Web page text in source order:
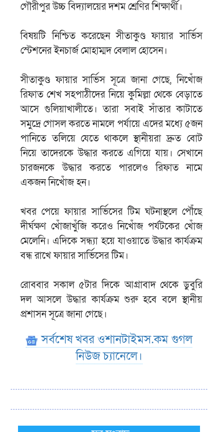
গৌরীপুর উচ্চ বিদ্যালয়ের দশম শ্রেণির শিক্ষার্থী।
বিষয়টি নিশ্চিত করেছেন সীতাকুণ্ড ফায়ার সার্ভিস
স্টেশনের ইনচার্জ মোহাম্মদ বেলাল হোসেন।
সীতাকুণ্ড ‎ফায়ার সার্ভিস সূত্রে জানা গেছে, নিখোঁজ
রিফাত শেখ সহপাঠীদের নিয়ে কুমিল্লা থেকে বেড়াতে
আসে গুলিয়াখালীতে। তারা সবাই সাঁতার কাটাতে
সমুদ্রে গোসল করতে নামলে পর্যায়ে এদের মধ্যে ৫জন
পানিতে তলিয়ে যেতে থাকলে স্থানীয়রা দ্রুত বোট
নিয়ে তাদেরকে উদ্ধার করতে এগিয়ে যায়। সেখানে
চারজনকে উদ্ধার করতে পারলেও রিফাত নামে
একজন নিখোঁজ হন।
খবর পেয়ে ফায়ার সার্ভিসের টিম ঘটনাস্থলে পৌঁছে
দীর্ঘক্ষণ খোঁজাখুঁজি করেও নিখোঁজ পর্যটকের খোঁজ
মেলেনি। এদিকে সন্ধ্যা হয়ে যাওয়াতে উদ্ধার কার্যক্রম
বন্ধ রাখে ফায়ার সার্ভিসের টিম।
রোববার সকাল ৫টার দিকে আগ্রাবাদ থেকে ডুবুরি
দল আসলে উদ্ধার কার্যক্রম শুরু হবে বলে স্থানীয়
প্রশাসন সূত্রে জানা গেছে।
সর্বশেষ খবর ওশানটাইমস.কম গুগল
নিউজ চ্যানেলে।